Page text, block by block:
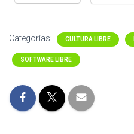
Categorías: CULTURA LIBRE
SOFTWARE LIBRE